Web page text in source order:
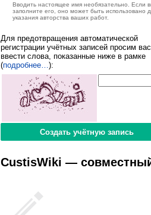
Вводить настоящее имя необязательно. Если
заполните его, оно может быть использовано
указания авторства ваших работ.
Для предотвращения автоматической
регистрации учётных записей просим вас
ввести слова, показанные ниже в рамке
(подробнее… ):
CustisWiki —